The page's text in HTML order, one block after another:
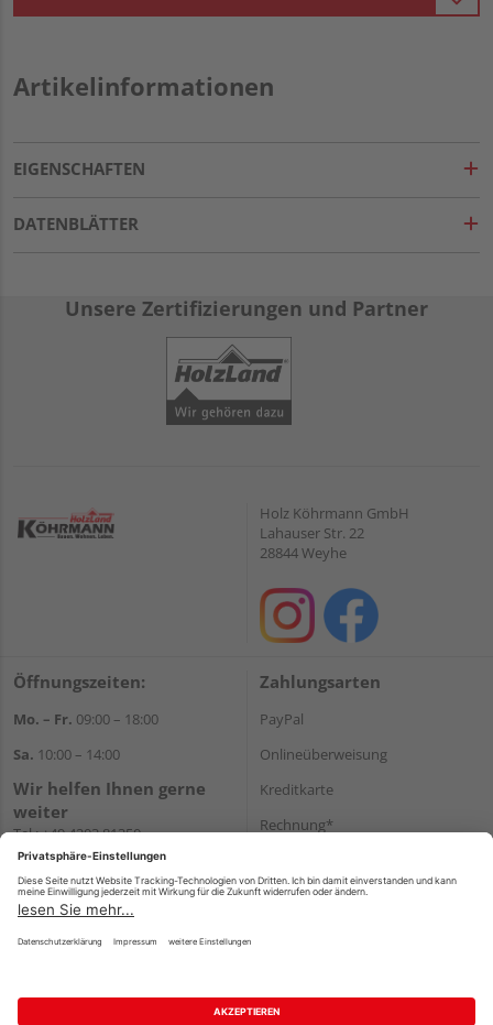
Artikelinformationen
EIGENSCHAFTEN
DATENBLÄTTER
Unsere Zertifizierungen und Partner
Holz Köhrmann GmbH
Lahauser Str. 22
28844 Weyhe
Öffnungszeiten:
Mo. – Fr. 09:00 – 18:00
Sa. 10:00 – 14:00
Wir helfen Ihnen gerne
weiter
Tel.:+49 4203 81350
E-Mail:shop@holz-
koehrmann.de
Zahlungsarten
PayPal
Onlineüberweisung
Kreditkarte
Rechnung*
Versand
Impressum AGB Widerruf
Datenschutz